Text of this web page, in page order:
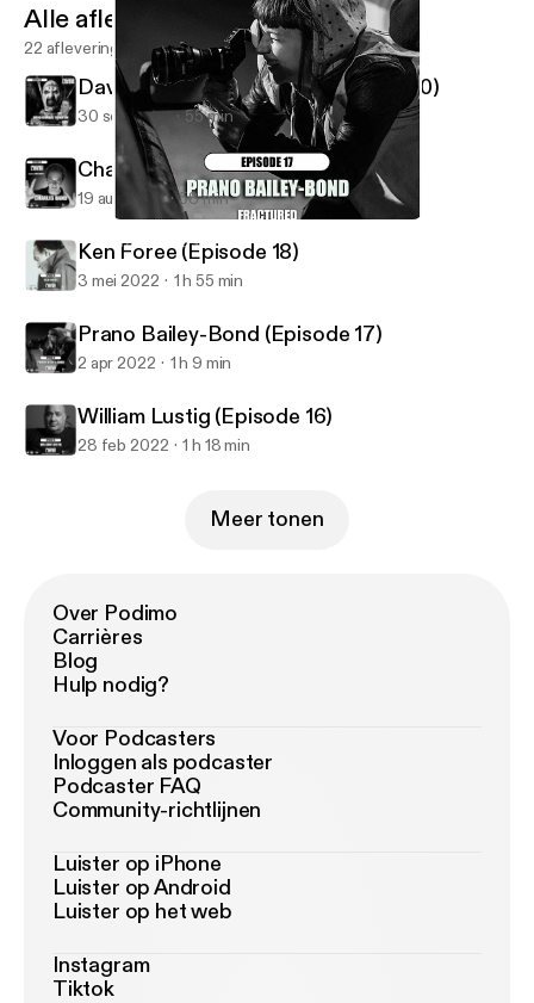
Fractured Listens
Alle afleveringen
22 afleveringen
David Howard Thornton (Episode 20)
30 sep 2022 55 min
Charles Band (Episode 19)
19 aug 2022 58 min
Ken Foree (Episode 18)
3 mei 2022 1 h 55 min
Prano Bailey-Bond (Episode 17)
2 apr 2022 1 h 9 min
William Lustig (Episode 16)
28 feb 2022 1 h 18 min
Meer tonen
Over Podimo
Carrières
Blog
Hulp nodig?
Voor Podcasters
Inloggen als podcaster
Podcaster FAQ
Community-richtlijnen
Luister op iPhone
Luister op Android
Luister op het web
Instagram
Tiktok